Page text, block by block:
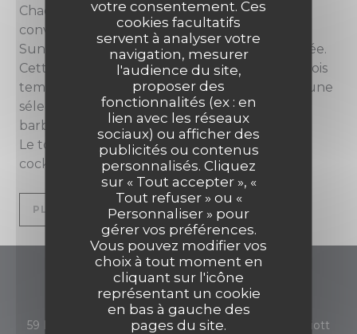
votre consentement. Ces
cookies facultatifs
servent à analyser votre
navigation, mesurer
l'audience du site,
proposer des
fonctionnalités (ex : en
lien avec les réseaux
sociaux) ou afficher des
publicités ou contenus
personnalisés. Cliquez
sur « Tout accepter », «
Tout refuser » ou «
Personnaliser » pour
gérer vos préférences.
Vous pouvez modifier vos
choix à tout moment en
cliquant sur l'icône
représentant un cookie
en bas à gauche des
pages du site.
Chaque dimanche, profitez d’un moment
convivial en famille ou entre amis avec notre
Sunday Grill on the Roof, face à la Méditerranée.
Cette expérience gourmande se décline en trois
temps : des entrées à partager façon apéritif, une
sélection de viandes et produits de la mer au
barbecue, puis des desserts maison généreux.
Le tout accompagné d’une belle carte de
cocktails et de vins.
PLUS D'INFORMATIONS ((OUVRE UNE NOUVELLE
FARAGO ON THE ROOF
59 Promenade des Anglais - AC Hotel Nice by Marriott
FARAGO ON THE ROOF